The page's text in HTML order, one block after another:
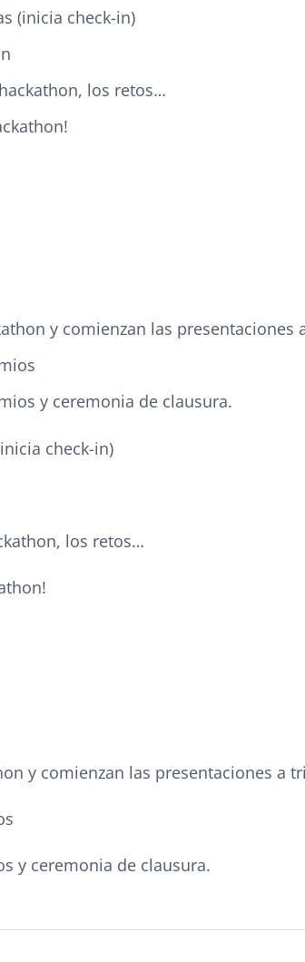
(inicia check-in)
los retos…
y comienzan las presentaciones
y ceremonia de clausura.
check-in)
los retos…
y comienzan las presentaciones a
y ceremonia de clausura.